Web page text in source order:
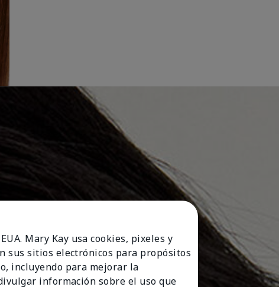
Mary Kay usa cookies, pixeles y
sus sitios electrónicos para propósitos
incluyendo para mejorar la
información sobre el uso que